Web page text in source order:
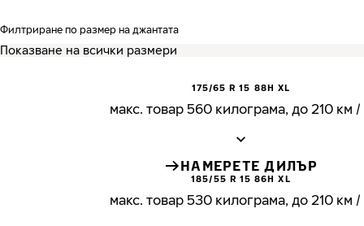
Филтриране по размер на джантата
175/65 R 15 88H XL
макс. товар 560 килограма, до 210 км /
НАМЕРЕТЕ ДИЛЪР
185/55 R 15 86H XL
макс. товар 530 килограма, до 210 км /